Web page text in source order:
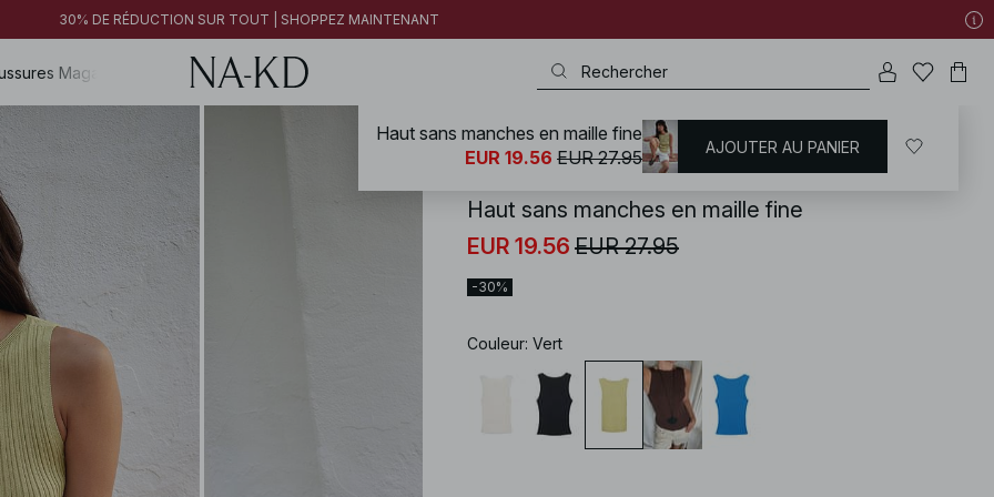
FINAL SALE | SHOPPEZ MAINTENANT
FINAL SALE | SHOPPEZ MAINTENANT
30% DE RÉDUCTION SUR TOUT | SHOPPEZ MAINTENANT
Magazine
NA-KD / Tenues d'été / Hauts d'été
Haut sans manches en maille fine
EUR 19.56 EUR 27.95
-30%
Couleur: Vert
Haut sans manches en maille fine
EUR 19.56 EUR 27.95 AJOUTER AU PANIER